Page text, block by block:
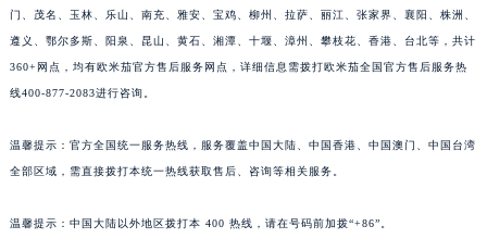
门、茂名、玉林、乐山、南充、雅安、宝鸡、柳州、拉萨、丽江、张家界、襄阳、株洲、
遵义、鄂尔多斯、阳泉、昆山、黄石、湘潭、十堰、漳州、攀枝花、香港、台北等，共计
360+网点，均有欧米茄官方售后服务网点，详细信息需拨打欧米茄全国官方售后服务热
线400-877-2083进行咨询。
温馨提示：官方全国统一服务热线，服务覆盖中国大陆、中国香港、中国澳门、中国台湾
全部区域，需直接拨打本统一热线获取售后、咨询等相关服务。
温馨提示：中国大陆以外地区拨打本 400 热线，请在号码前加拨“+86”。